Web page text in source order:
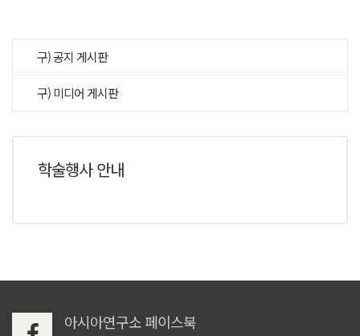
구) 공지 게시판
구) 미디어 게시판
학술행사 안내
아시아연구소 페이스북